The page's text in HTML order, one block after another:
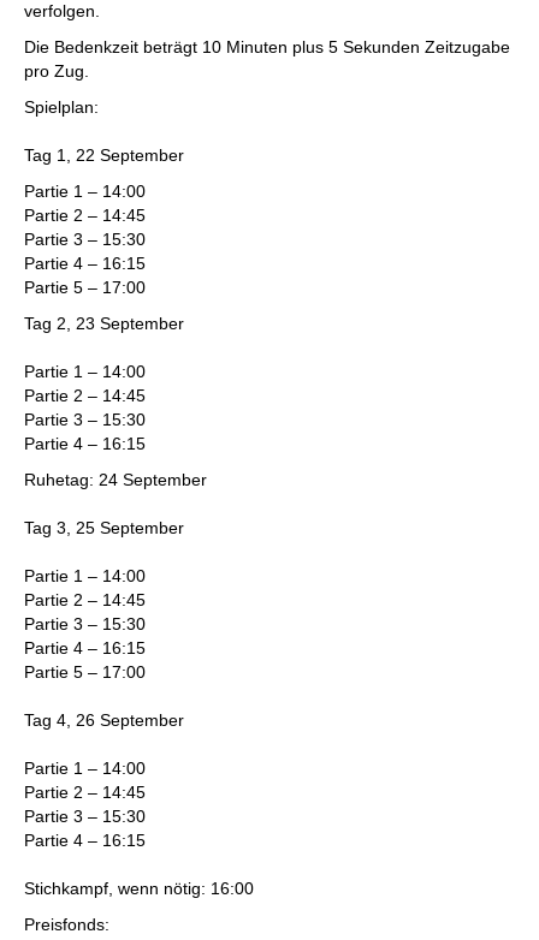
verfolgen.
Die Bedenkzeit beträgt 10 Minuten plus 5 Sekunden Zeitzugabe
pro Zug.
Spielplan:
Tag 1, 22 September
Partie 1 – 14:00
Partie 2 – 14:45
Partie 3 – 15:30
Partie 4 – 16:15
Partie 5 – 17:00
Tag 2, 23 September
Partie 1 – 14:00
Partie 2 – 14:45
Partie 3 – 15:30
Partie 4 – 16:15
Ruhetag: 24 September
Tag 3, 25 September
Partie 1 – 14:00
Partie 2 – 14:45
Partie 3 – 15:30
Partie 4 – 16:15
Partie 5 – 17:00
Tag 4, 26 September
Partie 1 – 14:00
Partie 2 – 14:45
Partie 3 – 15:30
Partie 4 – 16:15
Stichkampf, wenn nötig: 16:00
Preisfonds: